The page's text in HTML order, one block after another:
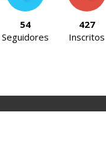
54
Seguidores
427
Inscritos